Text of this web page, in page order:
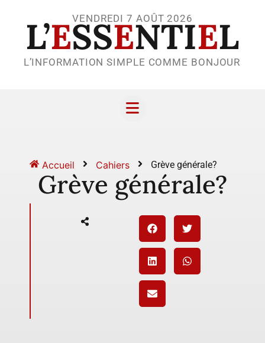
VENDREDI 7 AOÛT 2026
L’ESSENTIEL
L’INFORMATION SIMPLE COMME BONJOUR
Accueil Cahiers Grève générale?
Grève générale?